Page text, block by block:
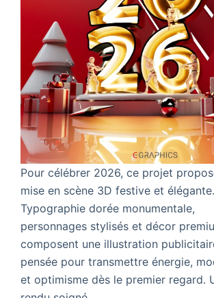
Pour célébrer 2026, ce projet
mise en scène 3D festive et élégante.
Typographie dorée monumentale,
personnages stylisés et décor
composent une illustration
pensée pour transmettre énergie,
et optimisme dès le premier regard.